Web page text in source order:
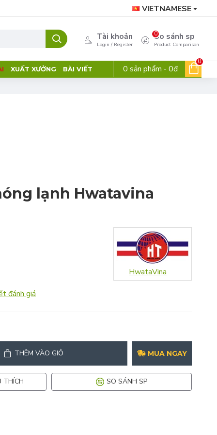
VIETNAMESE
Tài khoản
Login / Register
So sánh sp
Product Comparison
0
XUẤT XƯỞNG BÀI VIẾT 0 sản phẩm - 0đ
0
lạnh Hwatavina
HwataVina
đánh giá
THÊM VÀO GIỎ MUA NGAY
THÍCH SO SÁNH SP